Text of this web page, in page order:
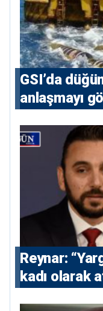
GSI’da
anlaşmayı
Reynar:
kadı olarak